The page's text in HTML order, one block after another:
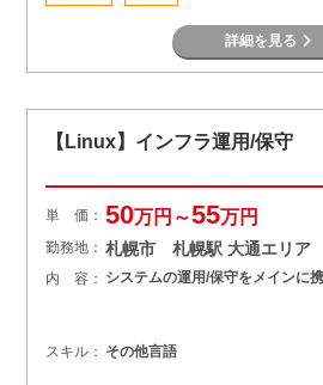
詳細を見る
【Linux】インフラ運用/保守
単 価： 50万円～55万円
勤務地： 札幌市 札幌駅 大通エリア
内 容： システムの運用/保守をメインに
スキル： その他言語